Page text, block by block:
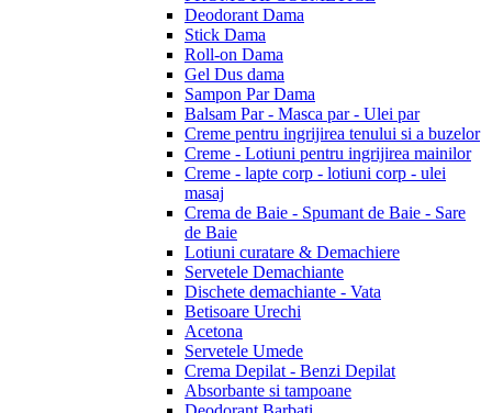
Deodorant Dama
Stick Dama
Roll-on Dama
Gel Dus dama
Sampon Par Dama
Balsam Par - Masca par - Ulei par
Creme pentru ingrijirea tenului si a buzelor
Creme - Lotiuni pentru ingrijirea mainilor
Creme - lapte corp - lotiuni corp - ulei
masaj
Crema de Baie - Spumant de Baie - Sare
de Baie
Lotiuni curatare & Demachiere
Servetele Demachiante
Dischete demachiante - Vata
Betisoare Urechi
Acetona
Servetele Umede
Crema Depilat - Benzi Depilat
Absorbante si tampoane